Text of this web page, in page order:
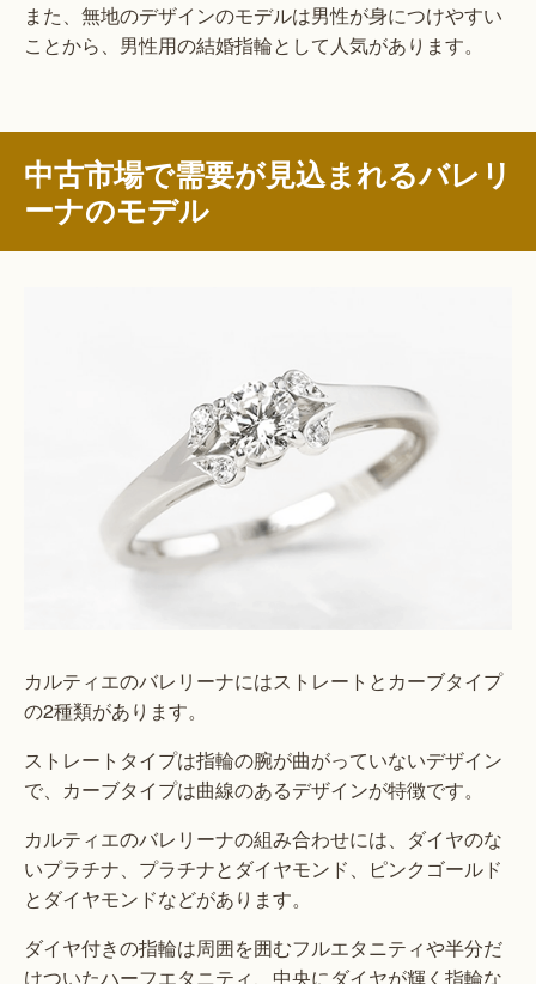
また、無地のデザインのモデルは男性が身につけやすい
ことから、男性用の結婚指輪として人気があります。
中古市場で需要が見込まれるバレリ
ーナのモデル
カルティエのバレリーナにはストレートとカーブタイプ
の2種類があります。
ストレートタイプは指輪の腕が曲がっていないデザイン
で、カーブタイプは曲線のあるデザインが特徴です。
カルティエのバレリーナの組み合わせには、ダイヤのな
いプラチナ、プラチナとダイヤモンド、ピンクゴールド
とダイヤモンドなどがあります。
ダイヤ付きの指輪は周囲を囲むフルエタニティや半分だ
けついたハーフエタニティ、中央にダイヤが輝く指輪な